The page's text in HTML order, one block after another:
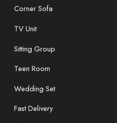
Corner Sofa
TV Unit
Sitting Group
Teen Room
Wedding Set
Fast Delivery